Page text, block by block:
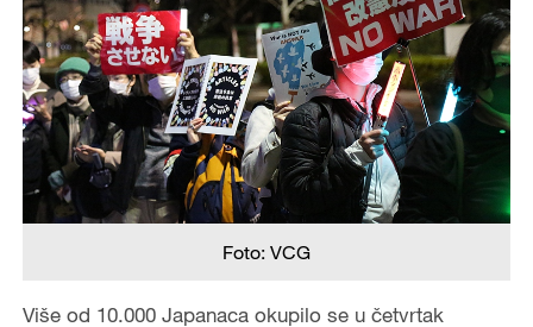
Foto: VCG
Više od 10.000 Japanaca okupilo se u četvrtak